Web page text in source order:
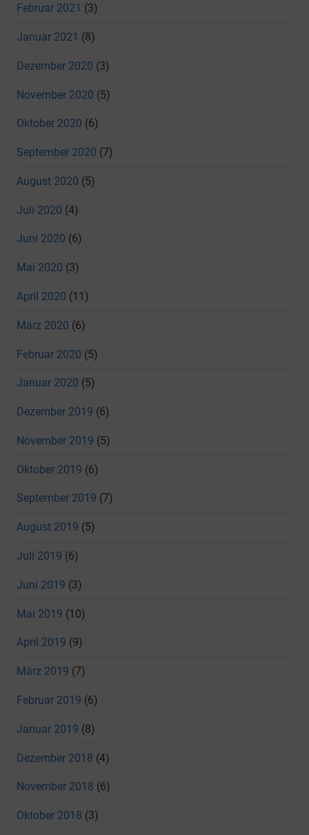
Februar 2021 (3)
Januar 2021 (8)
Dezember 2020 (3)
November 2020 (5)
Oktober 2020 (6)
September 2020 (7)
August 2020 (5)
Juli 2020 (4)
Juni 2020 (6)
Mai 2020 (3)
April 2020 (11)
März 2020 (6)
Februar 2020 (5)
Januar 2020 (5)
Dezember 2019 (6)
November 2019 (5)
Oktober 2019 (6)
September 2019 (7)
August 2019 (5)
Juli 2019 (6)
Juni 2019 (3)
Mai 2019 (10)
April 2019 (9)
März 2019 (7)
Februar 2019 (6)
Januar 2019 (8)
Dezember 2018 (4)
November 2018 (6)
Oktober 2018 (3)